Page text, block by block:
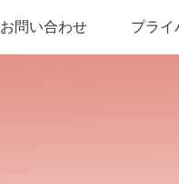
お問い合わせ プライ